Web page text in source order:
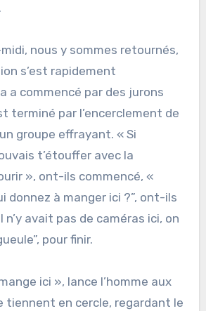
nous y sommes retournés,
s’est rapidement
a commencé par des jurons
terminé par l’encerclement de
groupe effrayant. « Si
t’étouffer avec la
», ont-ils commencé, «
donnez à manger ici ?”, ont-ils
n’y avait pas de caméras ici, on
pour finir.
ici », lance l’homme aux
tiennent en cercle, regardant le